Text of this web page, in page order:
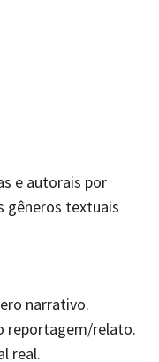
e autorais por
gêneros textuais
narrativo.
reportagem/relato.
real.